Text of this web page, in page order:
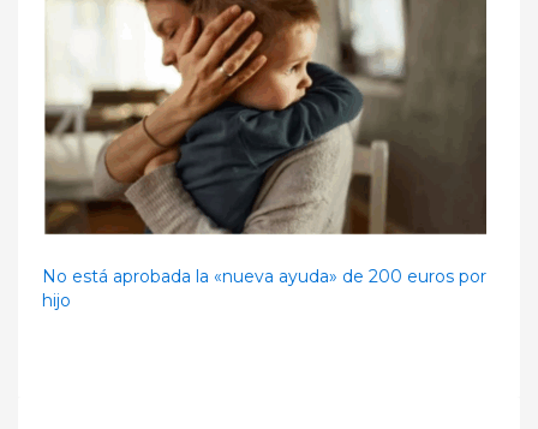
No está aprobada la «nueva ayuda» de 200 euros por
hijo